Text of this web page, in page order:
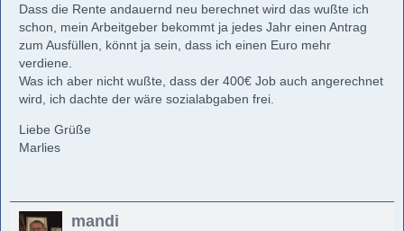
Dass die Rente andauernd neu berechnet wird das wußte ich
schon, mein Arbeitgeber bekommt ja jedes Jahr einen Antrag
zum Ausfüllen, könnt ja sein, dass ich einen Euro mehr
verdiene.
Was ich aber nicht wußte, dass der 400€ Job auch angerechnet
wird, ich dachte der wäre sozialabgaben frei.
Liebe Grüße
Marlies
mandi